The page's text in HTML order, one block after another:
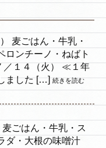
麦ごはん・牛乳・
ロンチーノ・ねばト
／１４（火） ≪１年
ました […] 続きを読む
ごはん・牛乳・ス
ダ・大根の味噌汁